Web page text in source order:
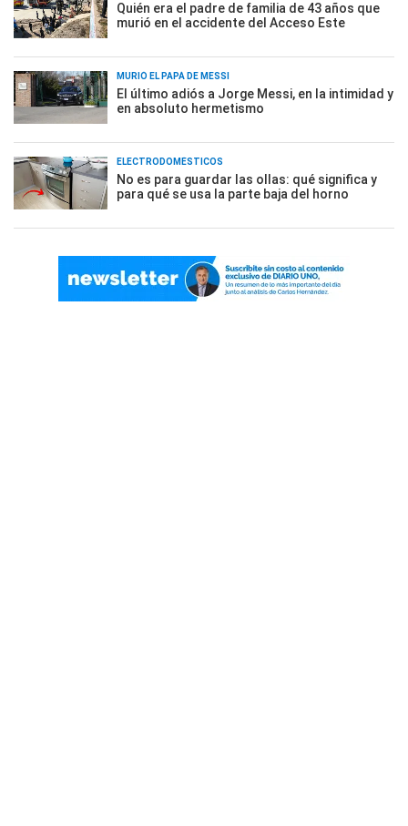
Quién era el padre de familia de 43 años que
murió en el accidente del Acceso Este
MURIÓ EL PAPÁ DE MESSI
El último adiós a Jorge Messi, en la intimidad y
en absoluto hermetismo
ELECTRODOMÉSTICOS
No es para guardar las ollas: qué significa y
para qué se usa la parte baja del horno